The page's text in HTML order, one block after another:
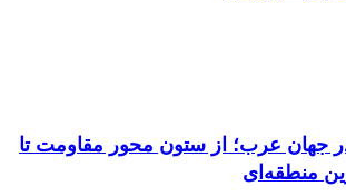
در جهان عرب؛ از ستون محور مقاومت تا
منطقه‌ای